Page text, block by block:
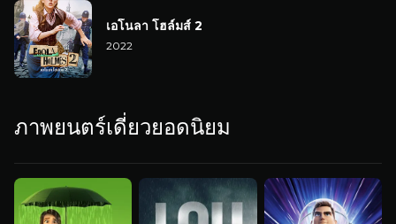
เอโนลา โฮล์มส์ 2
2022
ภาพยนตร์เดี่ยวยอดนิยม